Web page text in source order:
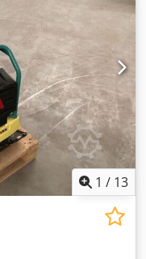
1 / 13